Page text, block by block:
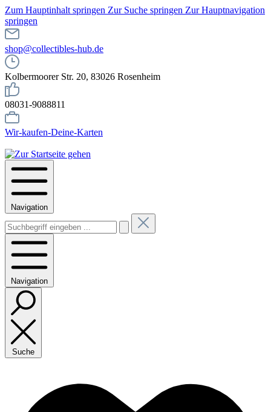
Zum Hauptinhalt springen Zur Suche springen Zur Hauptnavigation
springen
shop@collectibles-hub.de
Kolbermoorer Str. 20, 83026 Rosenheim
08031-9088811
Wir-kaufen-Deine-Karten
Navigation
Navigation
Suche